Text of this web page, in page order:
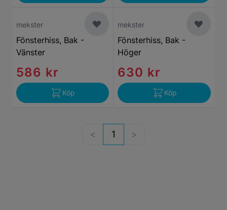
mekster
Fönsterhiss, Bak -
Vänster
586 kr
Köp
mekster
Fönsterhiss, Bak -
Höger
630 kr
Köp
1